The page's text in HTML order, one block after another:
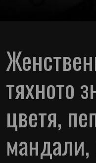
тяхното
цветя,